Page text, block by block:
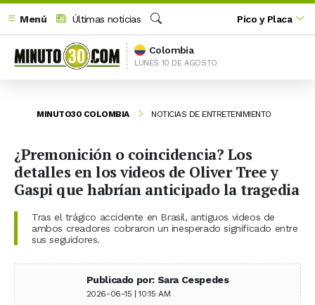
Menú
Últimas noticias
Buscar
Pico y Placa
Colombia
LUNES 10 DE AGOSTO
MINUTO30 COLOMBIA NOTICIAS DE ENTRETENIMIENTO
¿Premonición o coincidencia? Los
detalles en los videos de Oliver Tree y
Gaspi que habrían anticipado la tragedia
Tras el trágico accidente en Brasil, antiguos videos de
ambos creadores cobraron un inesperado significado entre
sus seguidores.
Publicado por: Sara Cespedes
2026-06-15 | 10:15 AM